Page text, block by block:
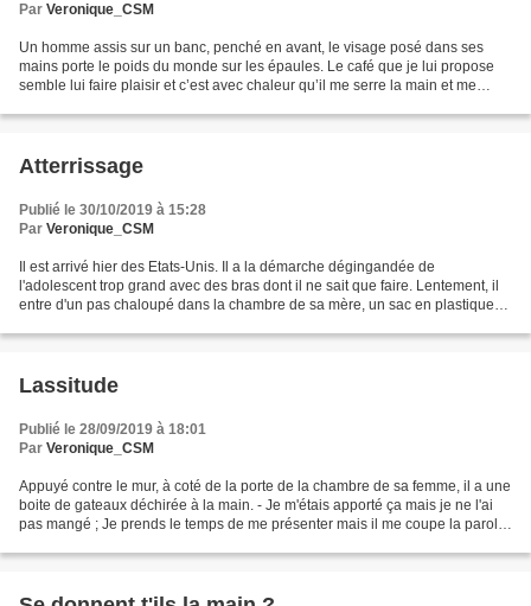
Par Veronique_CSM
Un homme assis sur un banc, penché en avant, le visage posé dans ses
mains porte le poids du monde sur les épaules. Le café que je lui propose
semble lui faire plaisir et c’est avec chaleur qu’il me serre la main et me
Atterrissage
Publié le 30/10/2019 à 15:28
Par Veronique_CSM
Il est arrivé hier des Etats-Unis. Il a la démarche dégingandée de
l'adolescent trop grand avec des bras dont il ne sait que faire. Lentement, il
entre d'un pas chaloupé dans la chambre de sa mère, un sac en plastique
Lassitude
Publié le 28/09/2019 à 18:01
Par Veronique_CSM
Appuyé contre le mur, à coté de la porte de la chambre de sa femme, il a une
boite de gateaux déchirée à la main. - Je m'étais apporté ça mais je ne l'ai
pas mangé ; Je prends le temps de me présenter mais il me coupe la parole